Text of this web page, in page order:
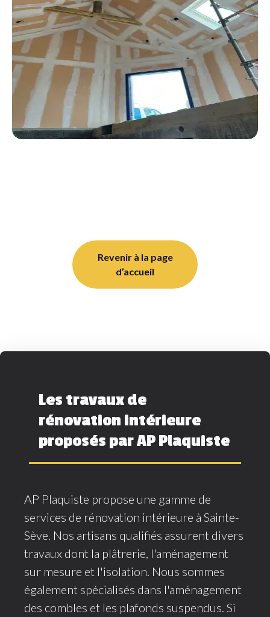
Revenir à la page
d’accueil
Les travaux de
rénovation intérieure
proposés par AP Plaquiste
AP Plaquiste propose une gamme de
services de rénovation intérieure à Sainte-
Sève. Nos artisans qualifiés assurent divers
travaux dont la plâtrerie, l'aménagement
sur mesure et l'isolation. Nous sommes
également spécialisés dans l'aménagement
des combles et les plafonds suspendus. Si